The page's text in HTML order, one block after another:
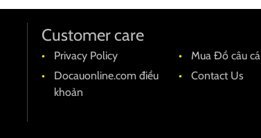
Customer care
Privacy Policy
Mua Đồ câu cá
Docauonline.com điều
khoản
Contact Us